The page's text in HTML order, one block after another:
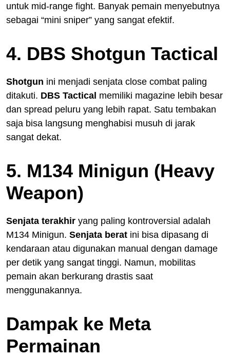
untuk mid-range fight. Banyak pemain menyebutnya
sebagai “mini sniper” yang sangat efektif.
4. DBS Shotgun Tactical
Shotgun ini menjadi senjata close combat paling
ditakuti. DBS Tactical memiliki magazine lebih besar
dan spread peluru yang lebih rapat. Satu tembakan
saja bisa langsung menghabisi musuh di jarak
sangat dekat.
5. M134 Minigun (Heavy
Weapon)
Senjata terakhir yang paling kontroversial adalah
M134 Minigun. Senjata berat ini bisa dipasang di
kendaraan atau digunakan manual dengan damage
per detik yang sangat tinggi. Namun, mobilitas
pemain akan berkurang drastis saat
menggunakannya.
Dampak ke Meta
Permainan